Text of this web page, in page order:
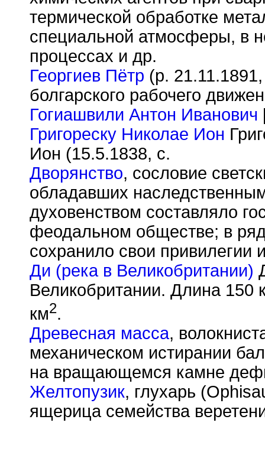
термической обработке
специальной атмосферы, в
процессах и др.
Георгиев Пётр (р.
болгарского рабочего
Гогиашвили Антон Иванович
Григореску Николае Ион
Ион (15.5.1838, с.
Дворянство, сословие
обладавших
духовенством составляло
феодальном обществе; в
сохранило свои привилегии
Ди (река в Великобритании)
Великобритании. Длина 150
км2.
Древесная масса,
механическом истирании
на вращающемся камне
Желтопузик, глухарь
ящерица семейства